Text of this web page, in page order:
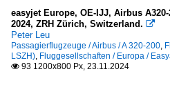
easyjet Europe, OE-IJJ, Airbus
2024, ZRH Zürich, Switzerland. 
Peter Leu
Passagierflugzeuge / Airbus / A 320-200,
LSZH), Fluggesellschaften / Europa /
 93 1200x800 Px, 23.11.2024